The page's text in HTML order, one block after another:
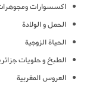
اكسسوارات
الحمل و الولادة
الحياة الزوجية
الطبخ و حلويات
العروس المغربية